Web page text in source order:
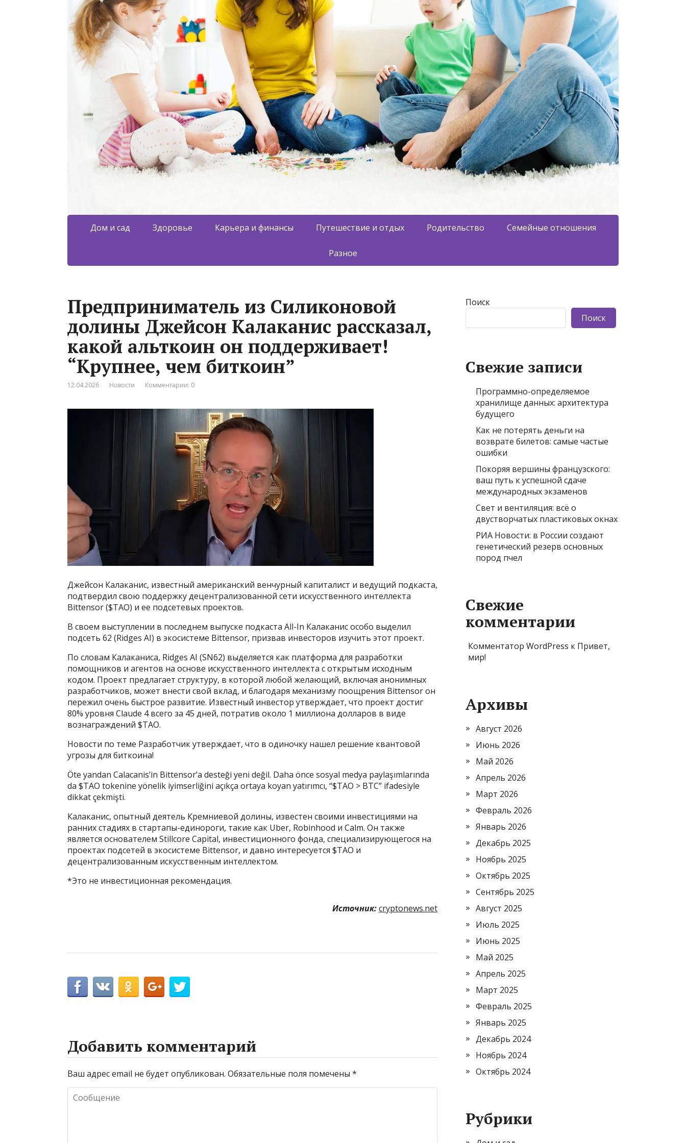
Дом и сад Здоровье Карьера и финансы Путешествие и отдых Родительство Семейные отношения
Разное
Предприниматель из Силиконовой
долины Джейсон Калаканис рассказал,
какой альткоин он поддерживает!
“Крупнее, чем биткоин”
12.04.2026 Новости Комментарии: 0
Джейсон Калаканис, известный американский венчурный капиталист и ведущий подкаста,
подтвердил свою поддержку децентрализованной сети искусственного интеллекта
Bittensor ($TAO) и ее подсетевых проектов.
В своем выступлении в последнем выпуске подкаста All-In Калаканис особо выделил
подсеть 62 (Ridges AI) в экосистеме Bittensor, призвав инвесторов изучить этот проект.
По словам Калаканиса, Ridges AI (SN62) выделяется как платформа для разработки
помощников и агентов на основе искусственного интеллекта с открытым исходным
кодом. Проект предлагает структуру, в которой любой желающий, включая анонимных
разработчиков, может внести свой вклад, и благодаря механизму поощрения Bittensor он
пережил очень быстрое развитие. Известный инвестор утверждает, что проект достиг
80% уровня Claude 4 всего за 45 дней, потратив около 1 миллиона долларов в виде
вознаграждений $TAO.
Новости по теме Разработчик утверждает, что в одиночку нашел решение квантовой
угрозы для биткоина!
Öte yandan Calacanis’in Bittensor’a desteği yeni değil. Daha önce sosyal medya paylaşımlarında
da $TAO tokenine yönelik iyimserliğini açıkça ortaya koyan yatırımcı, “$TAO > BTC” ifadesiyle
dikkat çekmişti.
Калаканис, опытный деятель Кремниевой долины, известен своими инвестициями на
ранних стадиях в стартапы-единороги, такие как Uber, Robinhood и Calm. Он также
является основателем Stillcore Capital, инвестиционного фонда, специализирующегося на
проектах подсетей в экосистеме Bittensor, и давно интересуется $TAO и
децентрализованным искусственным интеллектом.
*Это не инвестиционная рекомендация.
Источник:cryptonews.net
Добавить комментарий
Ваш адрес email не будет опубликован. Обязательные поля помечены *
Поиск
Поиск
Свежие записи
Программно-определяемое
хранилище данных: архитектура
будущего
Как не потерять деньги на
возврате билетов: самые частые
ошибки
Покоряя вершины французского:
ваш путь к успешной сдаче
международных экзаменов
Свет и вентиляция: всё о
двустворчатых пластиковых окнах
РИА Новости: в России создают
генетический резерв основных
пород пчел
Свежие
комментарии
Комментатор WordPress к Привет,
мир!
Архивы
Август 2026
Июнь 2026
Май 2026
Апрель 2026
Март 2026
Февраль 2026
Январь 2026
Декабрь 2025
Ноябрь 2025
Октябрь 2025
Сентябрь 2025
Август 2025
Июль 2025
Июнь 2025
Май 2025
Апрель 2025
Март 2025
Февраль 2025
Январь 2025
Декабрь 2024
Ноябрь 2024
Октябрь 2024
Рубрики